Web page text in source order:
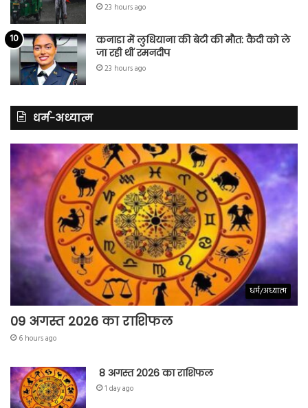
23 hours ago
कनाडा में लुधियाना की बेटी की माैत: कैदी को ले
जा रही थीं रमनदीप
23 hours ago
धर्म-अध्यात्म
धर्म/अध्यात्म
09 अगस्त 2026 का राशिफल
6 hours ago
8 अगस्त 2026 का राशिफल
1 day ago